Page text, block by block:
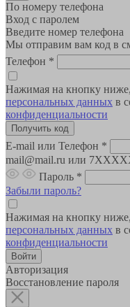
По номеру телефона
Вход с паролем
Введите номер телефона
Мы отправим вам код в
Телефон *
Нажимая на кнопку
персональных данных в
конфиденциальности
E-mail или Телефон *
mail@mail.ru или
Пароль *
Забыли пароль?
Нажимая на кнопку
персональных данных в
конфиденциальности
Авторизация
Восстановление пароля